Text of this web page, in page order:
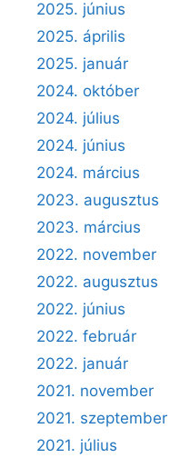
2025. június
2025. április
2025. január
2024. október
2024. július
2024. június
2024. március
2023. augusztus
2023. március
2022. november
2022. augusztus
2022. június
2022. február
2022. január
2021. november
2021. szeptember
2021. július